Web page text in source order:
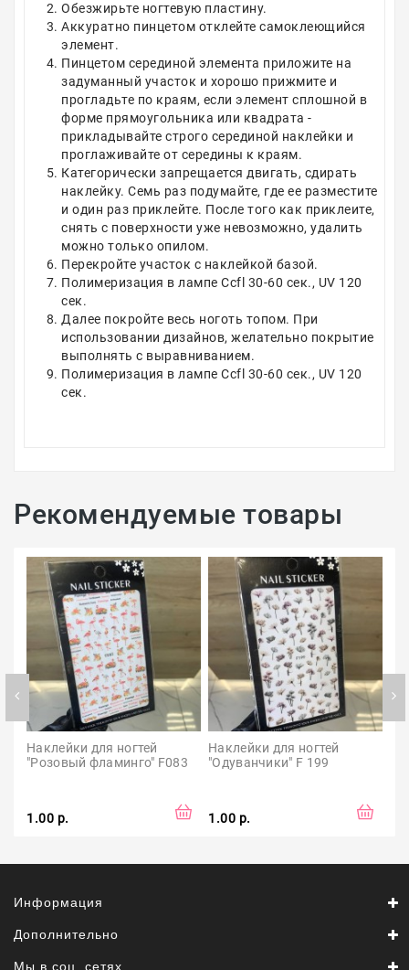
Обезжирьте ногтевую пластину.
Аккуратно пинцетом отклейте самоклеющийся
элемент.
Пинцетом серединой элемента приложите на
задуманный участок и хорошо прижмите и
прогладьте по краям, если элемент сплошной в
форме прямоугольника или квадрата -
прикладывайте строго серединой наклейки и
проглаживайте от середины к краям.
Категорически запрещается двигать, сдирать
наклейку. Семь раз подумайте, где ее разместите
и один раз приклейте. После того как приклеите,
снять с поверхности уже невозможно, удалить
можно только опилом.
Перекройте участок с наклейкой базой.
Полимеризация в лампе Ccfl 30-60 сек., UV 120
сек.
Далее покройте весь ноготь топом. При
использовании дизайнов, желательно покрытие
выполнять с выравниванием.
Полимеризация в лампе Ccfl 30-60 сек., UV 120
сек.
Рекомендуемые товары
Наклейки для ногтей
"Розовый фламинго" F083
1.00 р.
Наклейки для ногтей
"Одуванчики" F 199
1.00 р.
Информация
Дополнительно
Мы в соц. сетях